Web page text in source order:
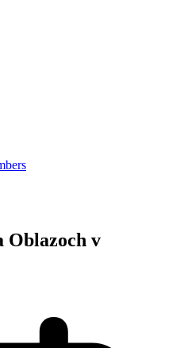
Oblazoch v